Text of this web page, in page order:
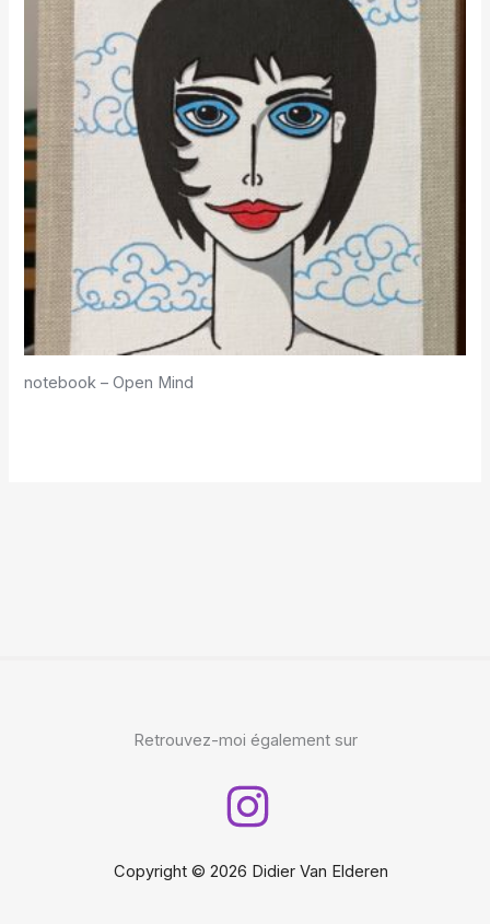
notebook – Open Mind
Retrouvez-moi également sur
Copyright © 2026 Didier Van Elderen